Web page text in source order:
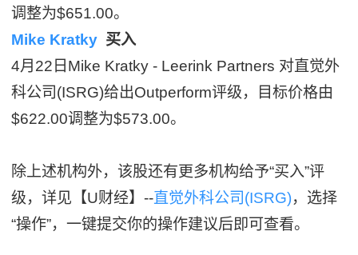
调整为$651.00。
Mike Kratky 买入
4月22日Mike Kratky - Leerink Partners 对直觉外
科公司(ISRG)给出Outperform评级，目标价格由
$622.00调整为$573.00。
除上述机构外，该股还有更多机构给予“买入”评
级，详见【U财经】--直觉外科公司(ISRG)，选择
“操作”，一键提交你的操作建议后即可查看。